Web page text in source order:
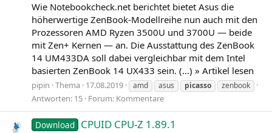
Wie Notebookcheck.net berichtet bietet Asus die
höherwertige ZenBook-Modellreihe nun auch mit den
Prozessoren AMD Ryzen 3500U und 3700U — beide
mit Zen+ Kernen — an. Die Ausstattung des ZenBook
14 UM433DA soll dabei vergleichbar mit dem Intel
basierten ZenBook 14 UX433 sein. (…) » Artikel lesen
pipin Thema 17.08.2019 amd asus picasso zenbook
Antworten: 15 Forum: Kommentare
Download CPUID CPU-Z 1.89.1